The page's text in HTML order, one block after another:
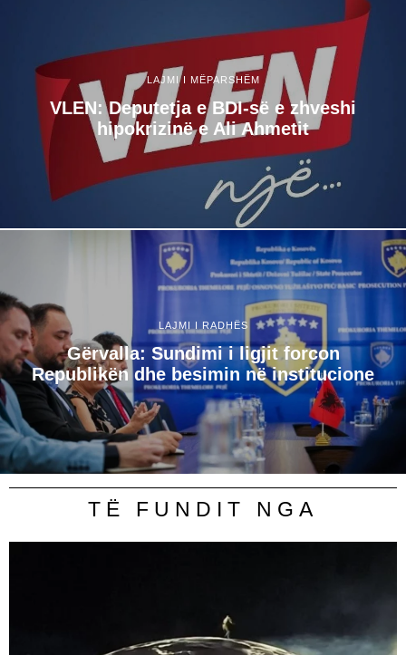
LAJMI I MËPARSHËM
VLEN: Deputetja e BDI-së e zhveshi
hipokrizinë e Ali Ahmetit
LAJMI I RADHËS
Gërvalla: Sundimi i ligjit forcon
Republikën dhe besimin në institucione
TË FUNDIT NGA